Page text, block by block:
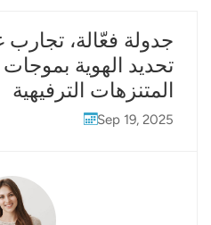
Deutsch
Русский
Português
جدولة فعّالة، تجارب
تحديد الهوية
المتنزهات الترفيهية
Sep 19, 2025